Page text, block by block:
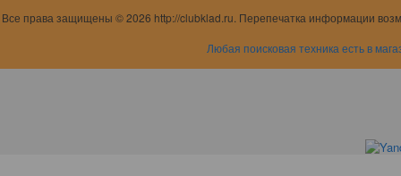
Все права защищены © 2026 http://clubklad.ru. Перепечатка информации
Любая поисковая техника есть в